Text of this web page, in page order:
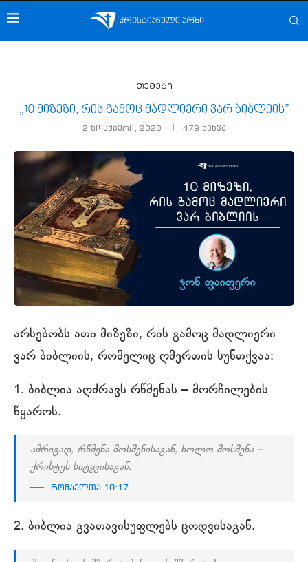
თემები
„10 მიზეზი, რის გამოც მადლიერი ვარ ბიბლიის”
2 ნოემბერი, 2020 479 ნახვა
არსებობს ათი მიზეზი, რის გამოც მადლიერი
ვარ ბიბლიის, რომელიც ღმერთის სუნთქვაა:
1. ბიბლია აღძრავს რწმენას – მორჩილების
წყაროს.
ამრიგად, რწმენა მოსმენისაგან, ხოლო მოსმენა –
ქრისტეს სიტყვისაგან.
რომაელთა 10:17
2. ბიბლია გვათავისუფლებს ცოდვისაგან.